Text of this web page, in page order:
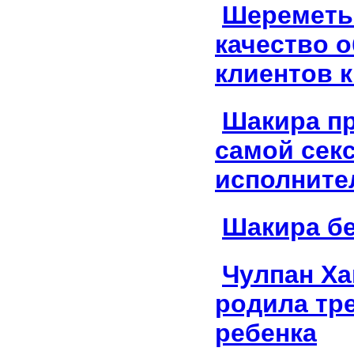
качество
клиентов
Шакира
самой
Шакира
Чулпан
родила
ребенка